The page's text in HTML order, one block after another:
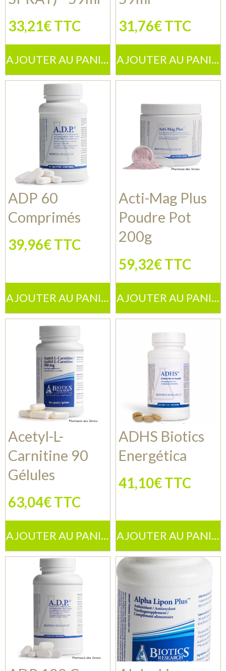
33,21€ TTC
AJOUTER AU PANIER
31,76€ TTC
AJOUTER AU PANIER
ADP 60
Comprimés
39,96€ TTC
AJOUTER AU PANIER
Acti-Mag Plus
Poudre Pot
200g
59,32€ TTC
AJOUTER AU PANIER
Acetyl-L-
Carnitine 90
Gélules
63,04€ TTC
AJOUTER AU PANIER
ADHS Biotics
Energética
41,10€ TTC
AJOUTER AU PANIER